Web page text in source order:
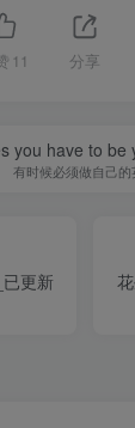
11 分享
you have to be
有时候必须做自己的
更新